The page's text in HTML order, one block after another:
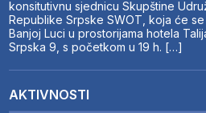
konsitutivnu sjednicu Skupštine
Republike Srpske SWOT, koja će
Banjoj Luci u prostorijama hotela
Srpska 9, s početkom u 19 h. […]
AKTIVNOSTI